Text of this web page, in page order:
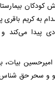
کودکان
به‌ کریم
پیدا می‌کند
امیرحسین بیات،
و سحر ‌حق ‌شناس